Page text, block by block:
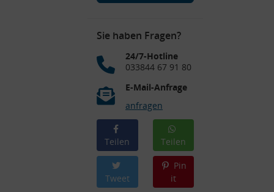
Sie haben Fragen?
24/7-Hotline
033844 67 91 80
E-Mail-Anfrage
anfragen
Teilen Teilen
Tweet
Pin
it